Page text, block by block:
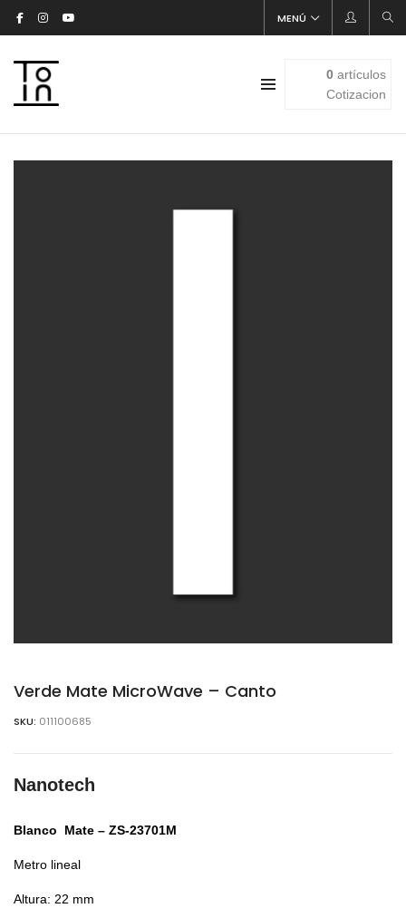
MENÚ
0artículos
Cotizacion
Verde Mate MicroWave – Canto
SKU: 011100685
Nanotech
Blanco Mate – ZS-23701M
Metro lineal
Altura: 22 mm